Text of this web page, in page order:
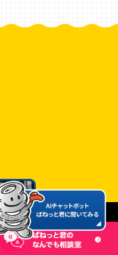
Rights Reserved.